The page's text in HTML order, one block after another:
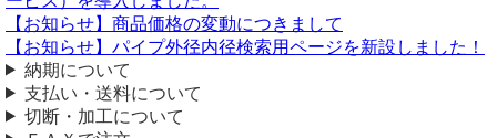
90度の曲げ加工の件
【お知らせ】商品価格の変動につきまして
【お知らせ】パイプ外径内径検索用ページを新設しました！
納期について
支払い・送料について
切断・加工について